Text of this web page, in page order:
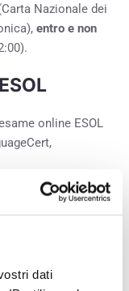
dati
Nazionale dei
entro e non
online ESOL
è interamente
Ascolto,